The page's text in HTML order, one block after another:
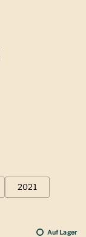
2021
Auf Lager